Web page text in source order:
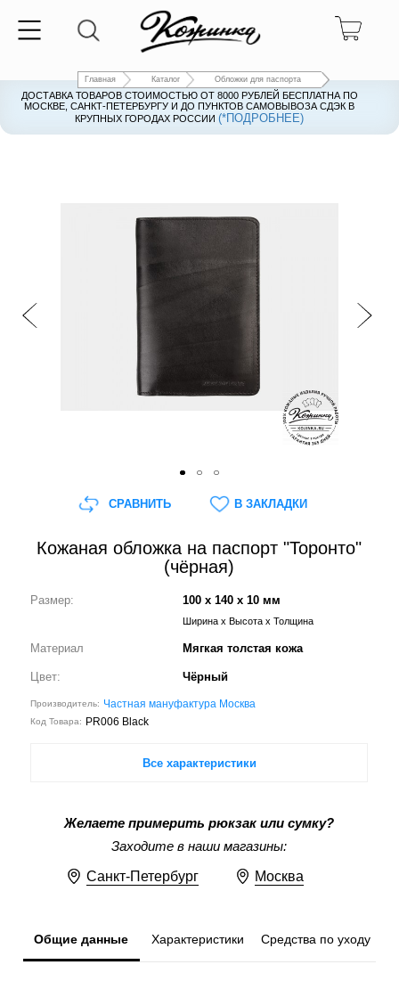
Главная Каталог Обложки для паспорта
ДОСТАВКА ТОВАРОВ СТОИМОСТЬЮ ОТ 8000 РУБЛЕЙ БЕСПЛАТНА ПО
МОСКВЕ, САНКТ-ПЕТЕРБУРГУ И ДО ПУНКТОВ САМОВЫВОЗА СДЭК В
КРУПНЫХ ГОРОДАХ РОССИИ(*ПОДРОБНЕЕ)
ДОСТАВКА ТОВАРОВ СТОИМОСТЬЮ ОТ 8000 РУБЛЕЙ БЕСПЛАТНА ПО
МОСКВЕ, САНКТ-ПЕТЕРБУРГУ И ДО ПУНКТОВ САМОВЫВОЗА СДЭК В
КРУПНЫХ ГОРОДАХ РОССИИ(*ПОДРОБНЕЕ)
Кожаная обложка на паспорт "Торонто"
(чёрная)
Размер: 100 x 140 x 10 мм
Ширина x Высота x Толщина
Материал Мягкая толстая кожа
Цвет: Чёрный
Производитель: Частная мануфактура Москва
Код Товара: PR006 Black
Все характеристики
Желаете примерить рюкзак или сумку?
Заходите в наши магазины:
Санкт-Петербург Москва
СРАВНИТЬ В ЗАКЛАДКИ
Общие данные Характеристики Средства по уходу